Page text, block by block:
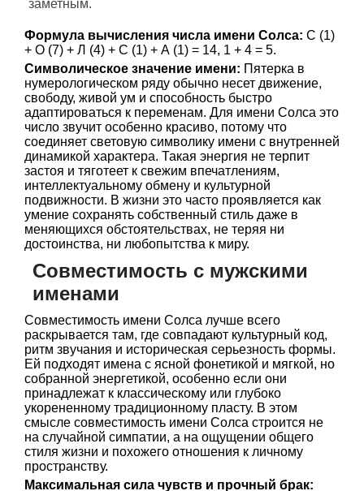
заметным.
Формула вычисления числа имени Солса: С (1)
+ О (7) + Л (4) + С (1) + А (1) = 14, 1 + 4 = 5.
Символическое значение имени: Пятерка в
нумерологическом ряду обычно несет движение,
свободу, живой ум и способность быстро
адаптироваться к переменам. Для имени Солса это
число звучит особенно красиво, потому что
соединяет световую символику имени с внутренней
динамикой характера. Такая энергия не терпит
застоя и тяготеет к свежим впечатлениям,
интеллектуальному обмену и культурной
подвижности. В жизни это часто проявляется как
умение сохранять собственный стиль даже в
меняющихся обстоятельствах, не теряя ни
достоинства, ни любопытства к миру.
Совместимость с мужскими
именами
Совместимость имени Солса лучше всего
раскрывается там, где совпадают культурный код,
ритм звучания и историческая серьезность формы.
Ей подходят имена с ясной фонетикой и мягкой, но
собранной энергетикой, особенно если они
принадлежат к классическому или глубоко
укорененному традиционному пласту. В этом
смысле совместимость имени Солса строится не
на случайной симпатии, а на ощущении общего
стиля жизни и похожего отношения к личному
пространству.
Максимальная сила чувств и прочный брак: